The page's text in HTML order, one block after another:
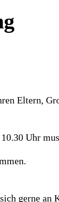
Eltern,
Uhr
gerne